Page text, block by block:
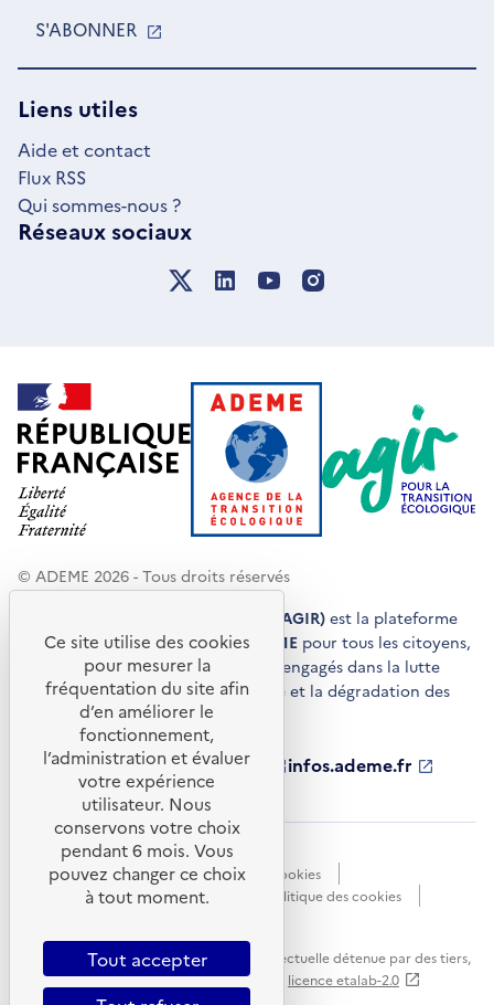
S'ABONNER
UNE
Liens utiles
Aide et contact
Flux RSS
Qui sommes-nous ?
Réseaux sociaux
© ADEME 2026 - Tous droits réservés
Agir pour la transition écologique (AGIR) est la plateforme
de conseils et de services de l'ADEME pour tous les citoyens,
acteurs économiques et territoires engagés dans la lutte
contre le réchauffement climatique et la dégradation des
ressources.
ademe.fr
S'ouvre
nouvelle
fenêtre
librairie.ademe.fr
S'ouvre
dans
une
nouvelle
fenêtre
infos.ademe.fr
S'ouvre
nouvelle
ademe.fr/presse
S'ouvre
nouvelle
fenêtre
Accessibilité : non conforme
Données personnelles
Gestion des cookies
Mentions légales
Plan du site
Politique des cookies
dans
nouvelle
Sauf mention explicite de propriété intellectuelle détenue par des tiers,
les contenus de ce site sont proposés sous licence etalab-2.0
Ce site utilise des cookies
pour mesurer la
fréquentation du site afin
d’en améliorer le
fonctionnement,
l’administration et évaluer
votre expérience
utilisateur. Nous
conservons votre choix
pendant 6 mois. Vous
pouvez changer ce choix
à tout moment.
Tout accepter